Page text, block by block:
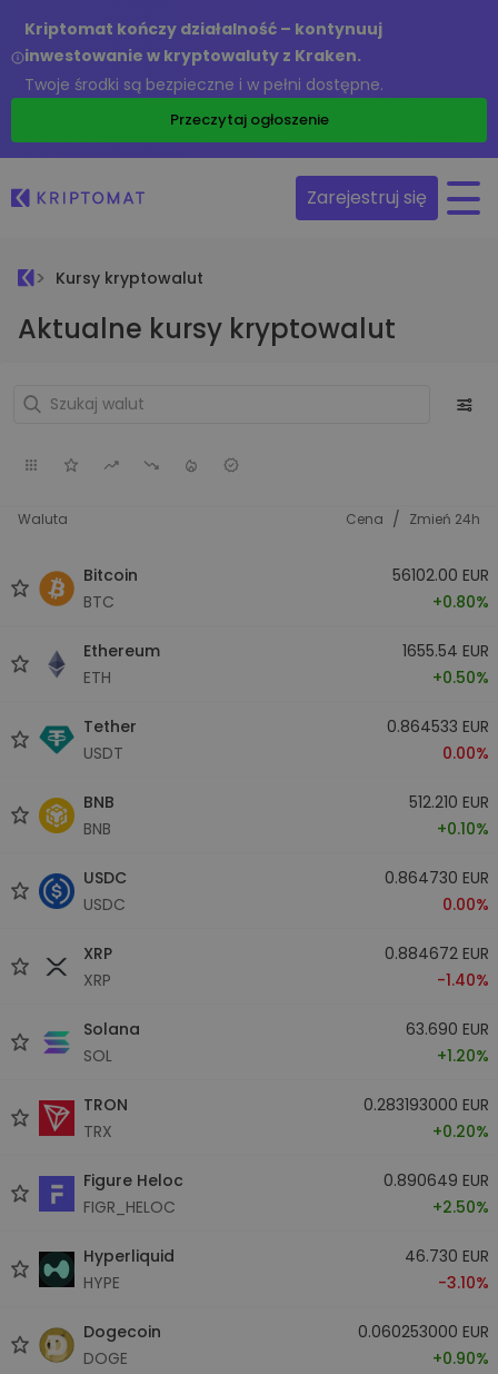
Kriptomat kończy działalność – kontynuuj
inwestowanie w kryptowaluty z Kraken.
Twoje środki są bezpieczne i w pełni dostępne.
Przeczytaj ogłoszenie
Zarejestruj się
Kursy kryptowalut
Aktualne kursy kryptowalut
Waluta Cena / Zmień 24h
Bitcoin
BTC
56102.00 EUR
+0.80%
Ethereum
ETH
1655.54 EUR
+0.50%
Tether
USDT
0.864533 EUR
0.00%
BNB
BNB
512.210 EUR
+0.10%
USDC
USDC
0.864730 EUR
0.00%
XRP
XRP
0.884672 EUR
-1.40%
Solana
SOL
63.690 EUR
+1.20%
TRON
TRX
0.283193000 EUR
+0.20%
Figure Heloc
FIGR_HELOC
0.890649 EUR
+2.50%
Hyperliquid
HYPE
46.730 EUR
-3.10%
Dogecoin
DOGE
0.060253000 EUR
+0.90%